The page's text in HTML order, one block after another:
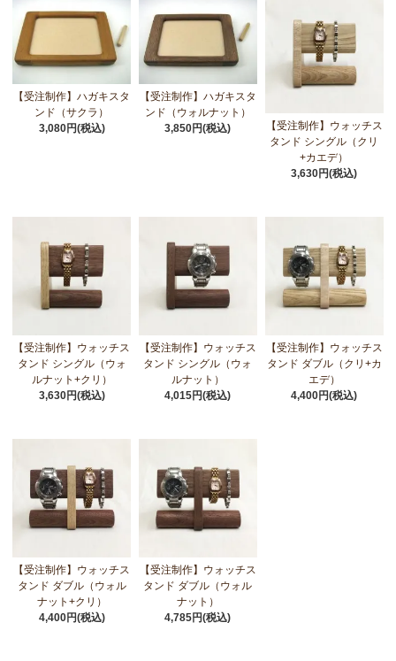
【受注制作】ハガキスタ
ンド（サクラ）
3,080円(税込)
【受注制作】ハガキスタ
ンド（ウォルナット）
3,850円(税込)
【受注制作】ウォッチス
タンド シングル（クリ
+カエデ）
3,630円(税込)
【受注制作】ウォッチス
タンド シングル（ウォ
ルナット+クリ）
3,630円(税込)
【受注制作】ウォッチス
タンド シングル（ウォ
ルナット）
4,015円(税込)
【受注制作】ウォッチス
タンド ダブル（クリ+カ
エデ）
4,400円(税込)
【受注制作】ウォッチス
タンド ダブル（ウォル
ナット+クリ）
4,400円(税込)
【受注制作】ウォッチス
タンド ダブル（ウォル
ナット）
4,785円(税込)